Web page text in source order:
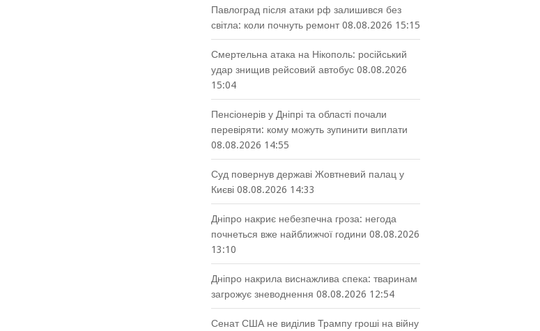
Павлоград після атаки рф залишився без
світла: коли почнуть ремонт 08.08.2026 15:15
Смертельна атака на Нікополь: російський
удар знищив рейсовий автобус 08.08.2026
15:04
Пенсіонерів у Дніпрі та області почали
перевіряти: кому можуть зупинити виплати
08.08.2026 14:55
Суд повернув державі Жовтневий палац у
Києві 08.08.2026 14:33
Дніпро накриє небезпечна гроза: негода
почнеться вже найближчої години 08.08.2026
13:10
Дніпро накрила виснажлива спека: тваринам
загрожує зневоднення 08.08.2026 12:54
Сенат США не виділив Трампу гроші на війну